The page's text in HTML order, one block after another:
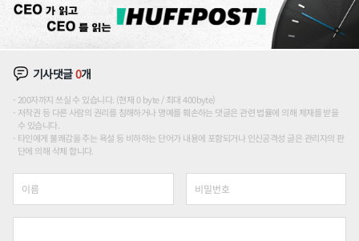
기사댓글0개
200자까지 쓰실 수 있습니다. (현재 0 byte / 최대 400byte)
저작권 등 다른 사람의 권리를 침해하거나 명예를 훼손하는 댓글은 관련 법률에 의해 제재를 받을
수 있습니다.
타인에게 불쾌감을 주는 욕설 등 비하하는 단어가 내용에 포함되거나 인신공격성 글은 관리자의 판
단에 의해 삭제 합니다.